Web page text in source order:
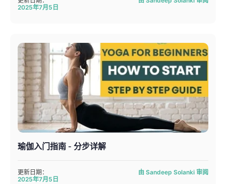
2025年7月5日
瑜伽入门指南 - 分步详解
更新日期：
2025年7月5日
由 Sandeep Solanki 审阅